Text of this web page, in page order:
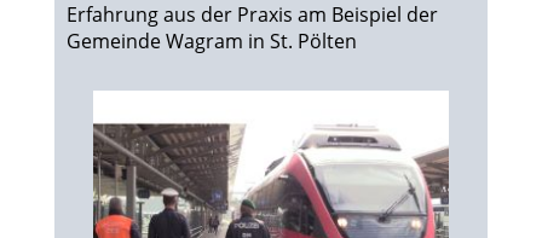
Erfahrung aus der Praxis am Beispiel der
Gemeinde Wagram in St. Pölten